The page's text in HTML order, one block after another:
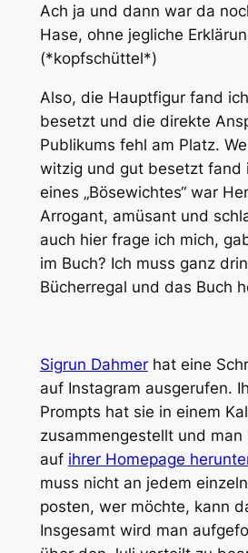
Ach ja und dann war da
Hase, ohne jegliche
(*kopfschüttel*)
Also, die Hauptfigur fand
besetzt und die direkte
Publikums fehl am Platz.
witzig und gut besetzt fand
eines „Bösewichtes“ war
Arrogant, amüsant und
auch hier frage ich mich,
im Buch? Ich muss ganz
Bücherregal und das Buch
Sigrun Dahmerhat eine
auf Instagram ausgerufen.
Prompts hat sie in einem
zusammengestellt und man
auf ihrer Homepage
muss nicht an jedem
posten, wer möchte, kann
Insgesamt wird man